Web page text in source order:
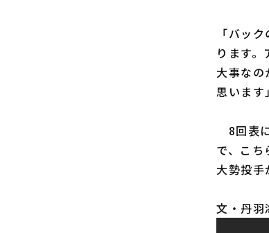
「バッ
ります
大事な
思います」
8回表
で、こ
大勢投手
文・丹羽